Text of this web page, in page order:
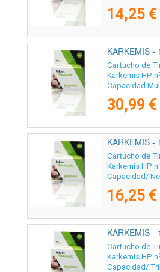
14,25 €
KARKEMIS -
Cartucho de
Karkemis HP
Capacidad
30,99 €
KARKEMIS -
Cartucho de
Karkemis HP
Capacidad/
16,25 €
KARKEMIS -
Cartucho de
Karkemis HP
Capacidad/